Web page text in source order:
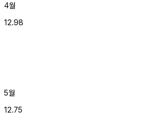
4월
12.98
5월
12.75